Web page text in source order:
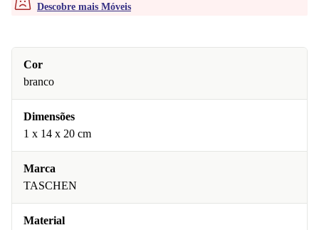
Descobre mais Móveis
Cor
branco
Dimensões
1 x 14 x 20 cm
Marca
TASCHEN
Material